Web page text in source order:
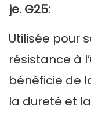
je. G25:
Utilisée pour
résistance à
bénéficie de
la dureté et